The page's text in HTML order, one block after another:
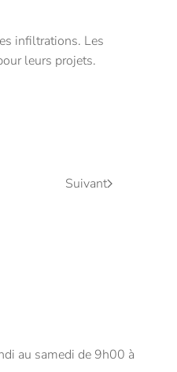
infiltrations. Les
leurs projets.
Suivant
au samedi de 9h00 à